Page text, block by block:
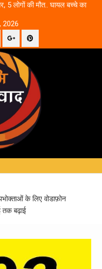
5 लोगों की मौत.. घायल बच्चे का
2026
Plus
Google
के लिए वोडाफ़ोन
तक बढ़ाई